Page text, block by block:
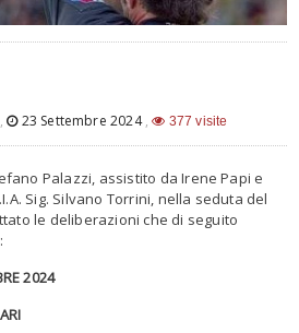
, 23 Settembre 2024, 377 visite
Palazzi, assistito da Irene Papi e
Sig. Silvano Torrini, nella seduta del
le deliberazioni che di seguito
2024